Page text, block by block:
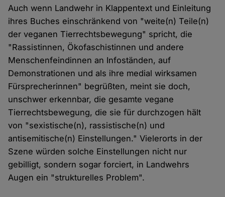
Auch wenn Landwehr in Klappentext und Einleitung
ihres Buches einschränkend von "weite(n) Teile(n)
der veganen Tierrechtsbewegung" spricht, die
"Rassistinnen, Ökofaschistinnen und andere
Menschenfeindinnen an Infoständen, auf
Demonstrationen und als ihre medial wirksamen
Fürsprecherinnen" begrüßten, meint sie doch,
unschwer erkennbar, die gesamte vegane
Tierrechtsbewegung, die sie für durchzogen hält
von "sexistische(n), rassistische(n) und
antisemitische(n) Einstellungen." Vielerorts in der
Szene würden solche Einstellungen nicht nur
gebilligt, sondern sogar forciert, in Landwehrs
Augen ein "strukturelles Problem".